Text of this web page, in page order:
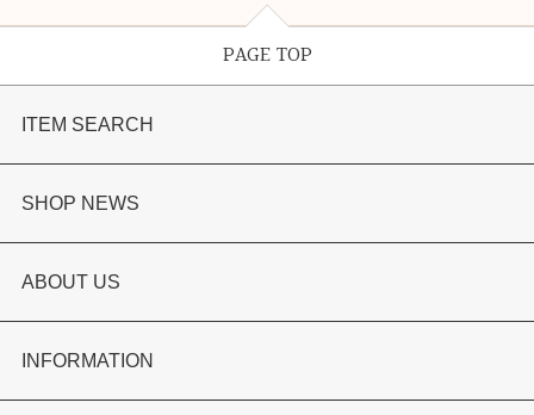
PAGE TOP
ITEM SEARCH
婚約指輪
結婚指輪
セットリング
SHOP NEWS
選ばれる理由まとめ
お客様の声
ABOUT US
会社概要
INFORMATION